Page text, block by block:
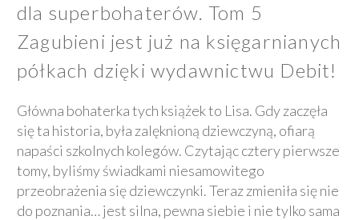
dla superbohaterów. Tom 5
Zagubieni jest już na księgarnianych
półkach dzięki wydawnictwu Debit!
Główna bohaterka tych książek to Lisa. Gdy zaczęła
się ta historia, była zalęknioną dziewczyną, ofiarą
napaści szkolnych kolegów. Czytając cztery pierwsze
tomy, byliśmy świadkami niesamowitego
przeobrażenia się dziewczynki. Teraz zmieniła się nie
do poznania… jest silna, pewna siebie i nie tylko sama